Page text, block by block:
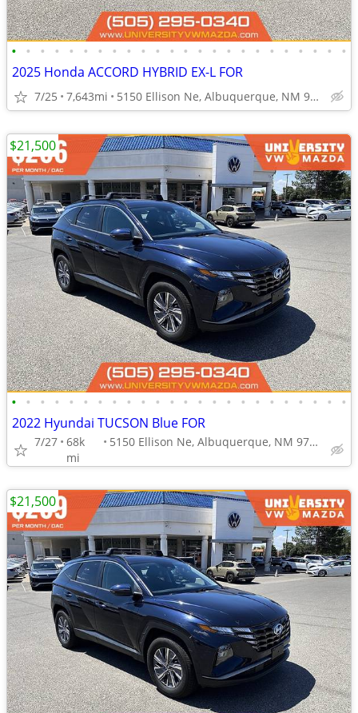
• • • • • • • • • • • • • • • • • • • • • • • •
2025 Honda ACCORD HYBRID EX-L FOR
7/25 7,643mi 5150 Ellison Ne, Albuquerque, NM 97109
• • • • • • • • • • • • • • • • • • • • • • • •
2022 Hyundai TUCSON Blue FOR
7/27 68k
mi
5150 Ellison Ne, Albuquerque, NM 97109
$21,500
$21,500